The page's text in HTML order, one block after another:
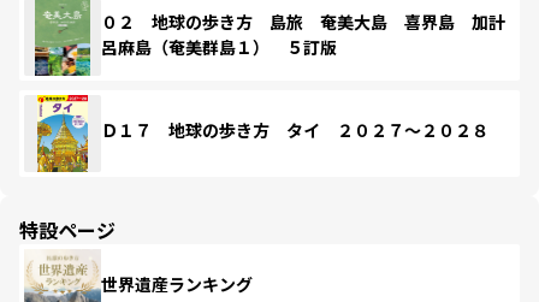
０２ 地球の歩き方 島旅 奄美大島 喜界島 加計
呂麻島（奄美群島１） ５訂版
Ｄ１７ 地球の歩き方 タイ ２０２７～２０２８
特設ページ
世界遺産ランキング